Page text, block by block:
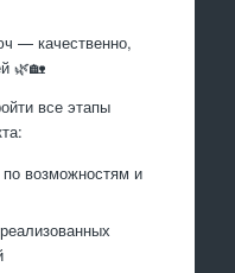
— качественно,
🌿🏡
все этапы
возможностям и